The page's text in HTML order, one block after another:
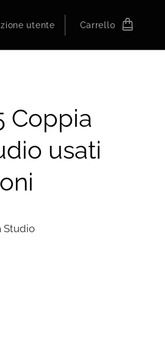
utente Carrello
Coppia
usati
Studio